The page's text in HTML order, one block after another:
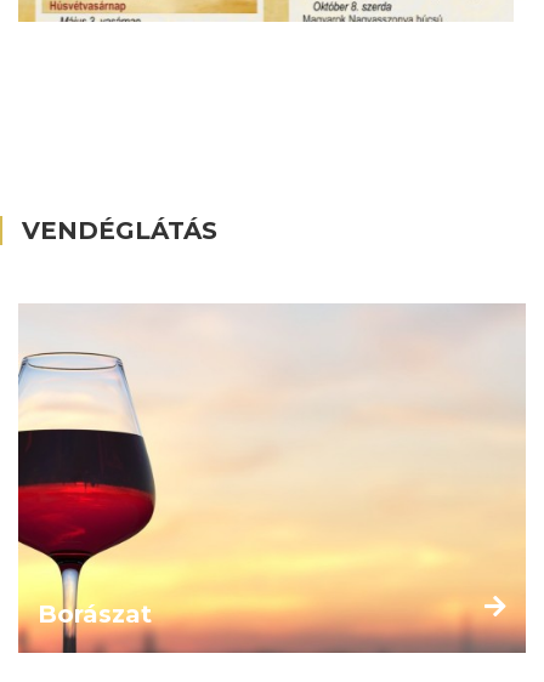
VENDÉGLÁTÁS
Borászat